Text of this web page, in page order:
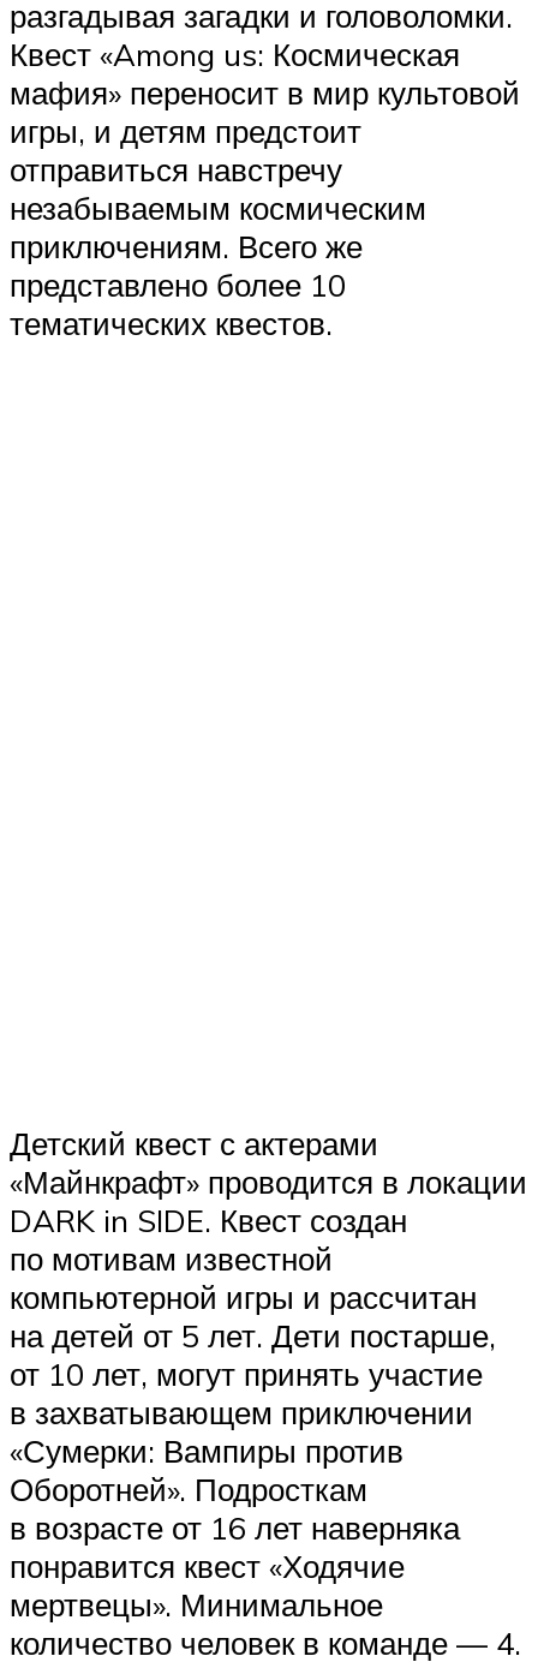
разгадывая загадки и головоломки.
Квест «Among us: Космическая
мафия» переносит в мир культовой
игры, и детям предстоит
отправиться навстречу
незабываемым космическим
приключениям. Всего же
представлено более 10
тематических квестов.
Детский квест с актерами
«Майнкрафт» проводится в локации
DARK in SIDE. Квест создан
по мотивам известной
компьютерной игры и рассчитан
на детей от 5 лет. Дети постарше,
от 10 лет, могут принять участие
в захватывающем приключении
«Сумерки: Вампиры против
Оборотней». Подросткам
в возрасте от 16 лет наверняка
понравится квест «Ходячие
мертвецы». Минимальное
количество человек в команде — 4.